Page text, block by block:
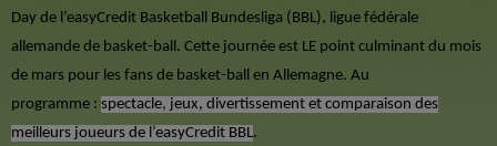
Day de l’easyCredit Basketball Bundesliga (BBL), ligue fédérale
allemande de basket-ball. Cette journée est LE point culminant du mois
de mars pour les fans de basket-ball en Allemagne. Au
programme : spectacle, jeux, divertissement et comparaison des
meilleurs joueurs de l’easyCredit BBL.